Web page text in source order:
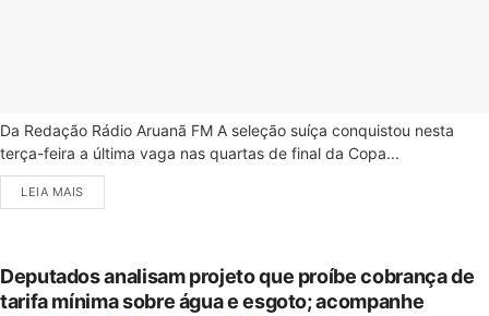
Da Redação Rádio Aruanã FM A seleção suíça conquistou nesta
terça-feira a última vaga nas quartas de final da Copa...
LEIA MAIS
Deputados analisam projeto que proíbe cobrança de
tarifa mínima sobre água e esgoto; acompanhe